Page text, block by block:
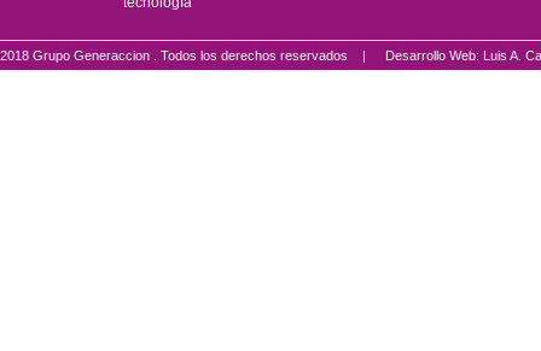
2018 Grupo Generaccion . Todos los derechos reservados | Desarrollo Web: Luis